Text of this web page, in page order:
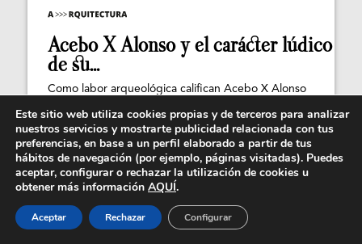
Acebo X Alonso y el carácter lúdico
de su...
Como labor arqueológica califican Acebo X Alonso
Este sitio web utiliza cookies propias y de terceros para analizar
nuestros servicios y mostrarte publicidad relacionada con tus
preferencias, en base a un perfil elaborado a partir de tus
hábitos de navegación (por ejemplo, páginas visitadas). Puedes
aceptar, configurar o rechazar la utilización de cookies u
obtener más información AQUÍ.
Aceptar Rechazar Configurar